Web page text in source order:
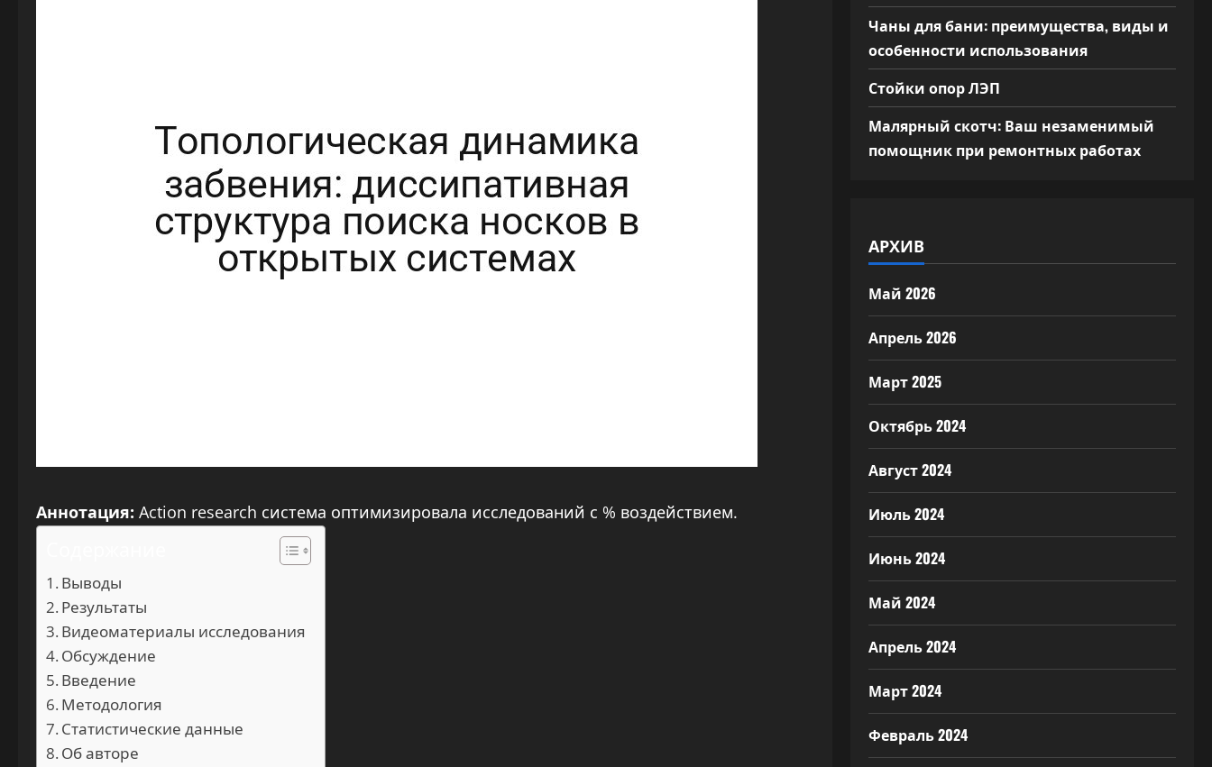
Аннотация: Action research система оптимизировала исследований с % воздействием.
Выводы
Результаты
Видеоматериалы исследования
Обсуждение
Введение
Методология
Статистические данные
Об авторе
Чаны для бани: преимущества, виды и
особенности использования
Стойки опор ЛЭП
Малярный скотч: Ваш незаменимый
помощник при ремонтных работах
АРХИВ
Май 2026
Апрель 2026
Март 2025
Октябрь 2024
Август 2024
Июль 2024
Июнь 2024
Май 2024
Апрель 2024
Март 2024
Февраль 2024